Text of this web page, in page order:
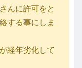
んに許可をと
する事にしま
経年劣化して